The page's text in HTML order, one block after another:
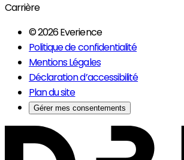
Carrière
© 2026 Everience
Politique de confidentialité
Mentions Légales
Déclaration d’accessibilité
Plan du site
Gérer mes consentements